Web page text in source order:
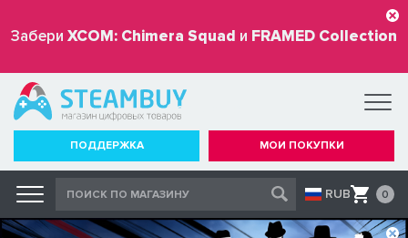
Забери XCOM: Chimera Squad и FRAMED Collection
бесплатно
ПОДДЕРЖКА МОИ ПОКУПКИ
RUB 0